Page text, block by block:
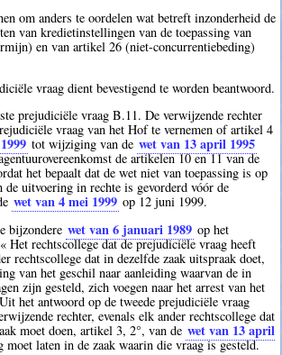
om anders te oordelen wat betreft inzonderheid de
van kredietinstellingen van de toepassing van
en van artikel 26 (niet-concurrentiebeding)
vraag dient bevestigend te worden beantwoord.
prejudiciële vraag B.11. De verwijzende rechter
vraag van het Hof te vernemen of artikel 4
tot wijziging van de wet van 13 april 1995
de artikelen 10 en 11 van de
het bepaalt dat de wet niet van toepassing is op
de uitvoering in rechte is gevorderd vóór de
wet van 4 mei 1999 op 12 juni 1999.
bijzondere wet van 6 januari 1989 op het
Het rechtscollege dat de prejudiciële vraag heeft
rechtscollege dat in dezelfde zaak uitspraak doet,
van het geschil naar aanleiding waarvan de in
zijn gesteld, zich voegen naar het arrest van het
het antwoord op de tweede prejudiciële vraag
rechter, evenals elk ander rechtscollege dat
moet doen, artikel 3, 2°, van de wet van 13 april
moet laten in de zaak waarin die vraag is gesteld.